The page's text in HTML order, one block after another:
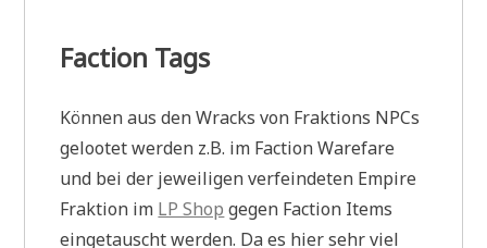
Faction Tags
Können aus den Wracks von Fraktions NPCs
gelootet werden z.B. im Faction Warefare
und bei der jeweiligen verfeindeten Empire
Fraktion im LP Shop gegen Faction Items
eingetauscht werden. Da es hier sehr viel